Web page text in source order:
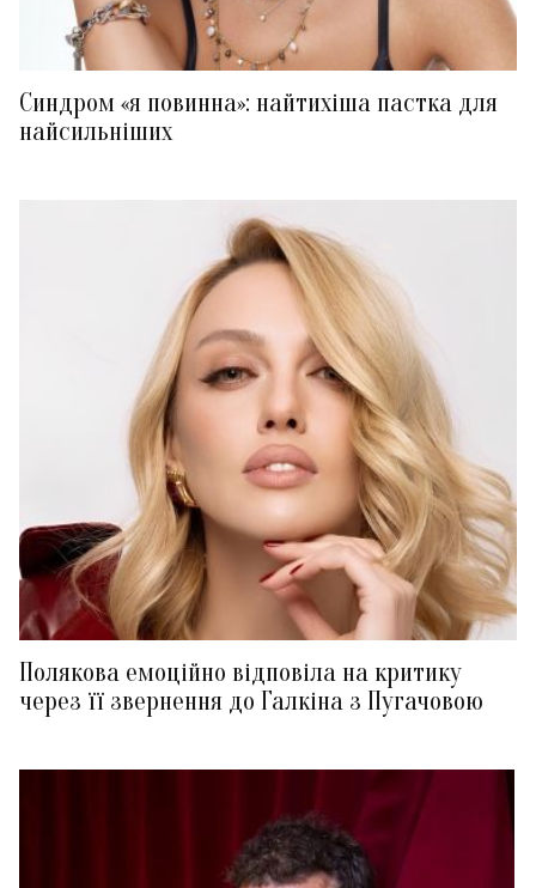
Синдром «я повинна»: найтихіша пастка для
найсильніших
Полякова емоційно відповіла на критику
через її звернення до Галкіна з Пугачовою